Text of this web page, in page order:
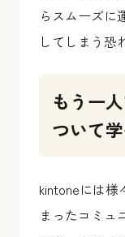
らスムーズに
してしまう恐
もう一
ついて
kintoneには
まったコミュ